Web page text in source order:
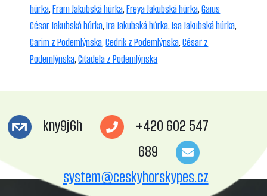
húrka,Fram Jakubská húrka,Freya Jakubská húrka,Gaius
César Jakubská húrka,Ira Jakubská húrka,Isa Jakubská húrka,
Carim z Podemlýnska,Cedrik z Podemlýnska,César z
Podemlýnska,Citadela z Podemlýnska
kny9j6h
+420 602 547
689
system@ceskyhorskypes.cz